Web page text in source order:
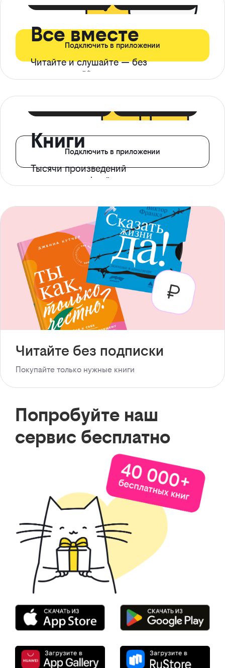
Все вместе
Читайте и слушайте — без
ограничений*
Подключить в приложении
Книги
Тысячи произведений
с доступом офлайн
Подключить в приложении
Читайте без подписки
Покупайте только нужные книги
Попробуйте наш
сервис бесплатно